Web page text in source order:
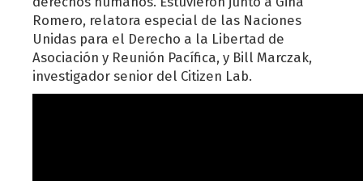
Romero, relatora especial de las Naciones
Unidas para el Derecho a la Libertad de
Asociación y Reunión Pacífica, y Bill Marczak,
investigador senior del Citizen Lab.